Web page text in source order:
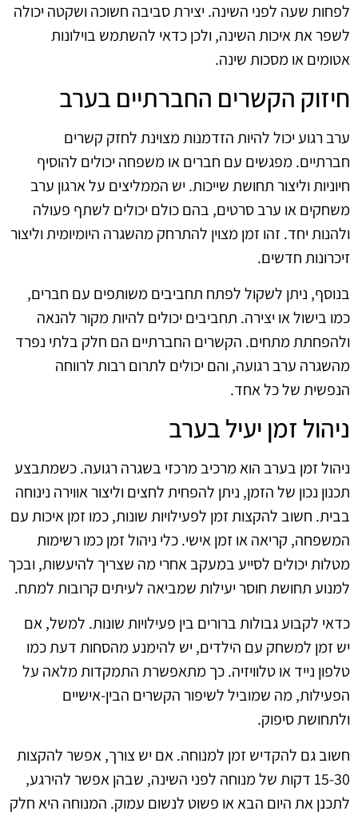
לפחות שעה לפני השינה. יצירת סביבה חשוכה ושקטה יכולה
לשפר את איכות השינה, ולכן כדאי להשתמש בוילונות
אטומים או מסכות שינה.
חיזוק הקשרים החברתיים בערב
ערב רגוע יכול להיות הזדמנות מצוינת לחזק קשרים
חברתיים. מפגשים עם חברים או משפחה יכולים להוסיף
חיוניות וליצור תחושת שייכות. יש הממליצים על ארגון ערב
משחקים או ערב סרטים, בהם כולם יכולים לשתף פעולה
ולהנות יחד. זהו זמן מצוין להתרחק מהשגרה היומיומית וליצור
זיכרונות חדשים.
בנוסף, ניתן לשקול לפתח תחביבים משותפים עם חברים,
כמו בישול או יצירה. תחביבים יכולים להיות מקור להנאה
ולהפחתת מתחים. הקשרים החברתיים הם חלק בלתי נפרד
מהשגרה ערב רגועה, והם יכולים לתרום רבות לרווחה
הנפשית של כל אחד.
ניהול זמן יעיל בערב
ניהול זמן בערב הוא מרכיב מרכזי בשגרה רגועה. כשמתבצע
תכנון נכון של הזמן, ניתן להפחית לחצים וליצור אווירה נינוחה
בבית. חשוב להקצות זמן לפעילויות שונות, כמו זמן איכות עם
המשפחה, קריאה או זמן אישי. כלי ניהול זמן כמו רשימות
מטלות יכולים לסייע במעקב אחרי מה שצריך להיעשות, ובכך
למנוע תחושת חוסר יעילות שמביאה לעיתים קרובות למתח.
כדאי לקבוע גבולות ברורים בין פעילויות שונות. למשל, אם
יש זמן למשחק עם הילדים, יש להימנע מהסחות דעת כמו
טלפון נייד או טלוויזיה. כך מתאפשרת התמקדות מלאה על
הפעילות, מה שמוביל לשיפור הקשרים הבין-אישיים
ולתחושת סיפוק.
חשוב גם להקדיש זמן למנוחה. אם יש צורך, אפשר להקצות
15-30 דקות של מנוחה לפני השינה, שבהן אפשר להירגע,
לתכנן את היום הבא או פשוט לנשום עמוק. המנוחה היא חלק